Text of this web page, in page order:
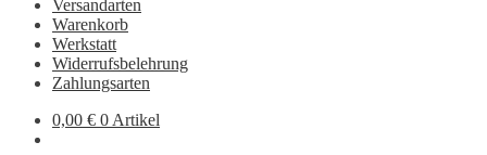
Versandarten
Warenkorb
Werkstatt
Widerrufsbelehrung
Zahlungsarten
0,00 € 0 Artikel